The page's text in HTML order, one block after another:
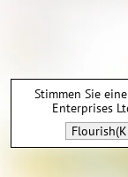
Stimmen Sie
Enterprises